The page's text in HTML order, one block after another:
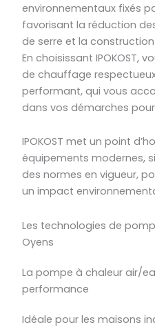
environnementaux fixés
favorisant la réduction
de serre et la
En choisissant IPOKOST,
de chauffage
performant, qui vous
dans vos démarches
IPOKOST met un point
équipements modernes,
des normes en vigueur,
un impact
Les technologies de
Oyens
La pompe à chaleur air/
performance
Idéale pour les maisons